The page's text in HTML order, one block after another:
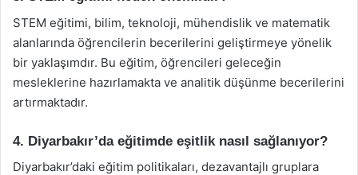
STEM eğitimi, bilim, teknoloji, mühendislik ve matematik
alanlarında öğrencilerin becerilerini geliştirmeye yönelik
bir yaklaşımdır. Bu eğitim, öğrencileri geleceğin
mesleklerine hazırlamakta ve analitik düşünme becerilerini
artırmaktadır.
4. Diyarbakır’da eğitimde eşitlik nasıl sağlanıyor?
Diyarbakır’daki eğitim politikaları, dezavantajlı gruplara